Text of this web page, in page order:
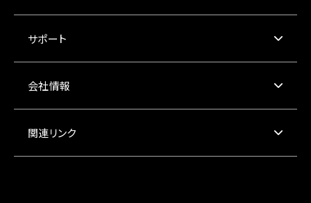
サポート
会社情報
関連リンク